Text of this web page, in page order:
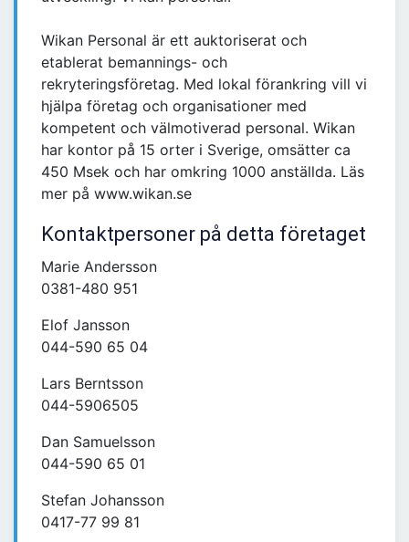
Wikan Personal är ett auktoriserat och
etablerat bemannings- och
rekryteringsföretag. Med lokal förankring vill vi
hjälpa företag och organisationer med
kompetent och välmotiverad personal. Wikan
har kontor på 15 orter i Sverige, omsätter ca
450 Msek och har omkring 1000 anställda. Läs
mer på www.wikan.se
Kontaktpersoner på detta företaget
Marie Andersson
0381-480 951
Elof Jansson
044-590 65 04
Lars Berntsson
044-5906505
Dan Samuelsson
044-590 65 01
Stefan Johansson
0417-77 99 81